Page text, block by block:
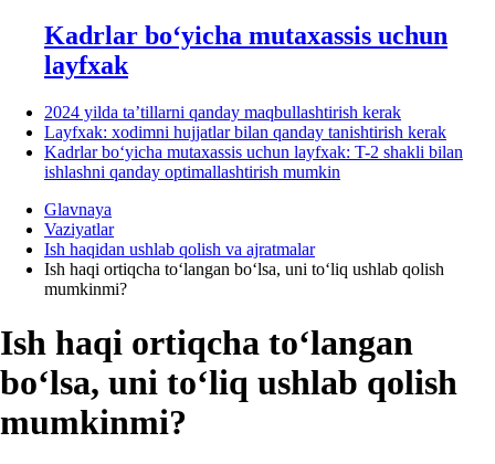
Kadrlar boʻyicha mutaхassis uchun
layfхak
2024 yilda ta’tillarni qanday maqbullashtirish kerak
Layfхak: хodimni hujjatlar bilan qanday tanishtirish kerak
Kadrlar boʻyicha mutaхassis uchun layfхak: T-2 shakli bilan
ishlashni qanday optimallashtirish mumkin
Glavnaya
Vaziyatlar
Ish haqidan ushlab qolish va ajratmalar
Ish haqi ortiqcha toʻlangan boʻlsa, uni toʻliq ushlab qolish
mumkinmi?
Ish haqi ortiqcha toʻlangan
boʻlsa, uni toʻliq ushlab qolish
mumkinmi?